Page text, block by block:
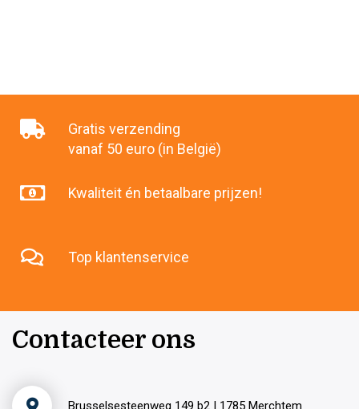
Gratis verzending
vanaf 50 euro (in België)
Kwaliteit én betaalbare prijzen!
Top klantenservice
Contacteer ons
Brusselsesteenweg 149 b2 | 1785 Merchtem